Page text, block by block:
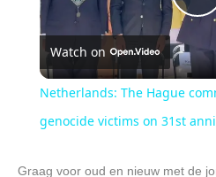
P
l
a
Watch on
Netherlands: The Hague
genocide victims on 31st
Graag voor oud en nieuw met de